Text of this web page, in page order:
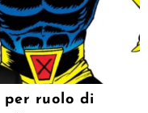
ruolo di